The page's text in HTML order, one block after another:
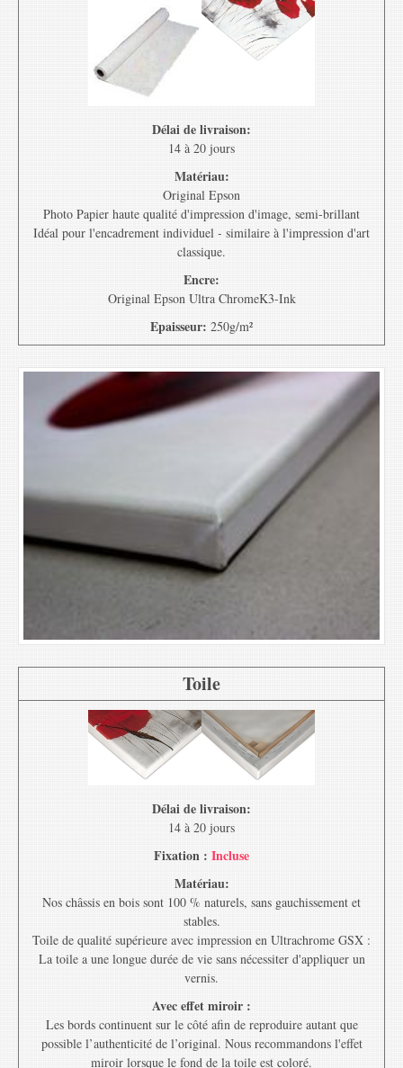
Délai de livraison:
14 à 20 jours
Matériau:
Original Epson
Photo Papier haute qualité d'impression d'image, semi-brillant
Idéal pour l'encadrement individuel - similaire à l'impression d'art
classique.
Encre:
Original Epson Ultra ChromeK3-Ink
Epaisseur: 250g/m²
Toile
Délai de livraison:
14 à 20 jours
Fixation : Incluse
Matériau:
Nos châssis en bois sont 100 % naturels, sans gauchissement et
stables.
Toile de qualité supérieure avec impression en Ultrachrome GSX :
La toile a une longue durée de vie sans nécessiter d'appliquer un
vernis.
Avec effet miroir :
Les bords continuent sur le côté afin de reproduire autant que
possible l’authenticité de l’original. Nous recommandons l'effet
miroir lorsque le fond de la toile est coloré.